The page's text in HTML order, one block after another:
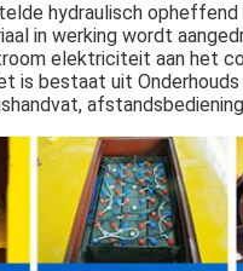
hydraulisch opheffend
in werking wordt
elektriciteit aan het
is bestaat uit